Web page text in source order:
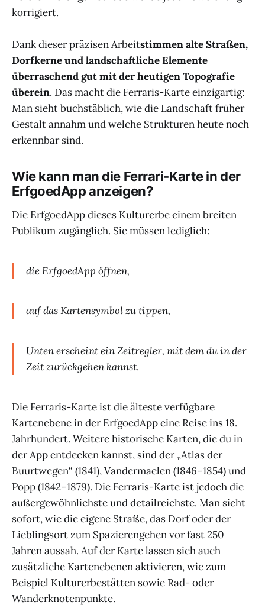
korrigiert.
Dank dieser präzisen Arbeitstimmen alte Straßen,
Dorfkerne und landschaftliche Elemente
überraschend gut mit der heutigen Topografie
überein. Das macht die Ferraris-Karte einzigartig:
Man sieht buchstäblich, wie die Landschaft früher
Gestalt annahm und welche Strukturen heute noch
erkennbar sind.
Wie kann man die Ferrari-Karte in der
ErfgoedApp anzeigen?
Die ErfgoedApp dieses Kulturerbe einem breiten
Publikum zugänglich. Sie müssen lediglich:
die ErfgoedApp öffnen,
auf das Kartensymbol zu tippen,
Unten erscheint ein Zeitregler, mit dem du in der
Zeit zurückgehen kannst.
Die Ferraris-Karte ist die älteste verfügbare
Kartenebene in der ErfgoedApp eine Reise ins 18.
Jahrhundert. Weitere historische Karten, die du in
der App entdecken kannst, sind der „Atlas der
Buurtwegen“ (1841), Vandermaelen (1846–1854) und
Popp (1842–1879). Die Ferraris-Karte ist jedoch die
außergewöhnlichste und detailreichste. Man sieht
sofort, wie die eigene Straße, das Dorf oder der
Lieblingsort zum Spazierengehen vor fast 250
Jahren aussah. Auf der Karte lassen sich auch
zusätzliche Kartenebenen aktivieren, wie zum
Beispiel Kulturerbestätten sowie Rad- oder
Wanderknotenpunkte.